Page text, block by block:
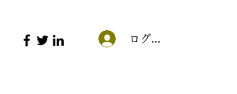
ログイン